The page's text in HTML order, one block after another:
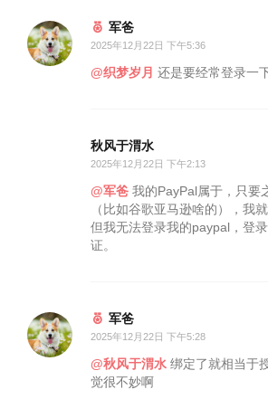
军爸
2025年12月22日 下午5:36
@织梦岁月 还是要经常登录一
秋风于渭水
2025年12月22日 下午2:13
@军爸 我的PayPal属于，只要
（比如谷歌亚马逊啥的），我
但我无法登录我的paypal，登
证。
军爸
2025年12月22日 下午5:28
@秋风于渭水 绑定了就相当于
觉很不妙啊